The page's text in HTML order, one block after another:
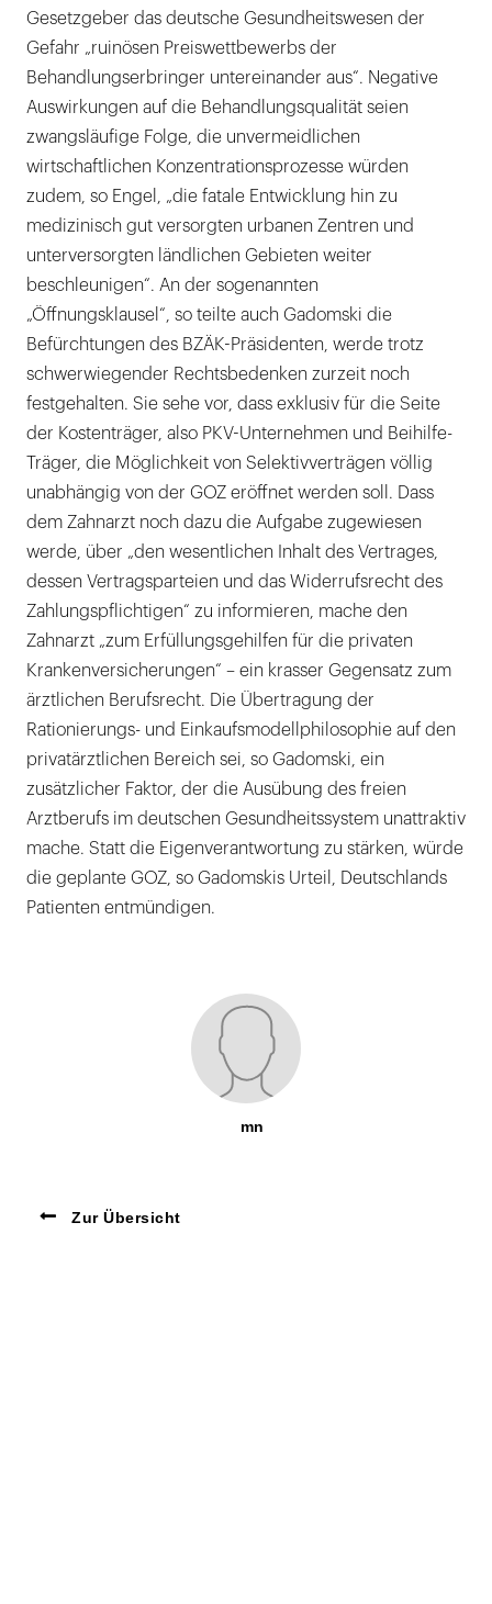
Gesetzgeber das deutsche Gesundheitswesen der
Gefahr „ruinösen Preiswettbewerbs der
Behandlungserbringer untereinander aus“. Negative
Auswirkungen auf die Behandlungsqualität seien
zwangsläufige Folge, die unvermeidlichen
wirtschaftlichen Konzentrationsprozesse würden
zudem, so Engel, „die fatale Entwicklung hin zu
medizinisch gut versorgten urbanen Zentren und
unterversorgten ländlichen Gebieten weiter
beschleunigen“. An der sogenannten
„Öffnungsklausel“, so teilte auch Gadomski die
Befürchtungen des BZÄK-Präsidenten, werde trotz
schwerwiegender Rechtsbedenken zurzeit noch
festgehalten. Sie sehe vor, dass exklusiv für die Seite
der Kostenträger, also PKV-Unternehmen und Beihilfe-
Träger, die Möglichkeit von Selektivverträgen völlig
unabhängig von der GOZ eröffnet werden soll. Dass
dem Zahnarzt noch dazu die Aufgabe zugewiesen
werde, über „den wesentlichen Inhalt des Vertrages,
dessen Vertragsparteien und das Widerrufsrecht des
Zahlungspflichtigen“ zu informieren, mache den
Zahnarzt „zum Erfüllungsgehilfen für die privaten
Krankenversicherungen“ – ein krasser Gegensatz zum
ärztlichen Berufsrecht. Die Übertragung der
Rationierungs- und Einkaufsmodellphilosophie auf den
privatärztlichen Bereich sei, so Gadomski, ein
zusätzlicher Faktor, der die Ausübung des freien
Arztberufs im deutschen Gesundheitssystem unattraktiv
mache. Statt die Eigenverantwortung zu stärken, würde
die geplante GOZ, so Gadomskis Urteil, Deutschlands
Patienten entmündigen.
mn
Zur Übersicht